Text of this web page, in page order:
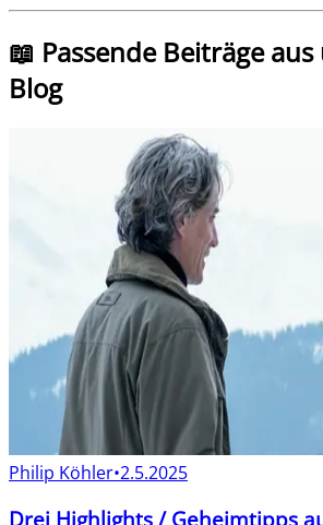
📖 Passende Beiträge
Blog
Philip Köhler•2.5.2025
Drei Highlights / Geheimtipps